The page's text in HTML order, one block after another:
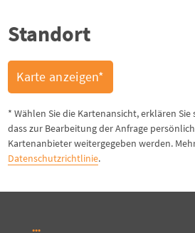
Standort
Karte anzeigen*
* Wählen Sie die Kartenansicht, erklären
dass zur Bearbeitung der Anfrage
Kartenanbieter weitergegeben werden.
Datenschutzrichtlinie.